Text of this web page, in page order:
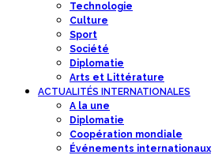
Technologie
Culture
Sport
Société
Diplomatie
Arts et Littérature
ACTUALITÉS INTERNATIONALES
A la une
Diplomatie
Coopération mondiale
Événements internationaux